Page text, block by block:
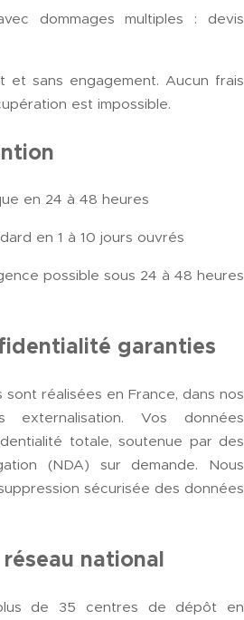
dommages multiples : devis
sans engagement. Aucun frais
est impossible.
en 24 à 48 heures
en 1 à 10 jours ouvrés
possible sous 24 à 48 heures
garanties
réalisées en France, dans nos
externalisation. Vos données
totale, soutenue par des
(NDA) sur demande. Nous
sécurisée des données
national
de 35 centres de dépôt en